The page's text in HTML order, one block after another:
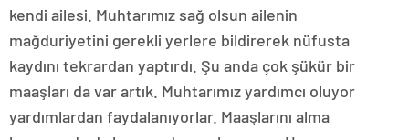
kendi ailesi. Muhtarımız sağ olsun ailenin
mağduriyetini gerekli yerlere bildirerek nüfusta
kaydını tekrardan yaptırdı. Şu anda çok şükür bir
maaşları da var artık. Muhtarımız yardımcı oluyor
yardımlardan faydalanıyorlar. Maaşlarını alma